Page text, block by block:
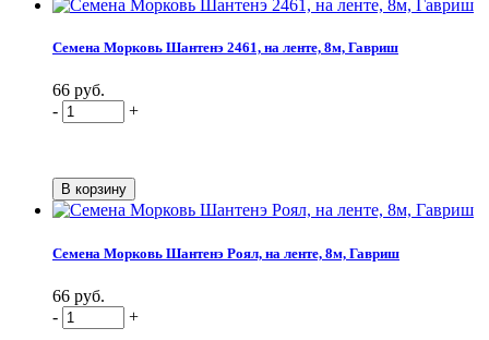
Семена Морковь Шантенэ 2461, на ленте, 8м, Гавриш
66 руб.
-
+
Семена Морковь Шантенэ Роял, на ленте, 8м, Гавриш
66 руб.
-
+